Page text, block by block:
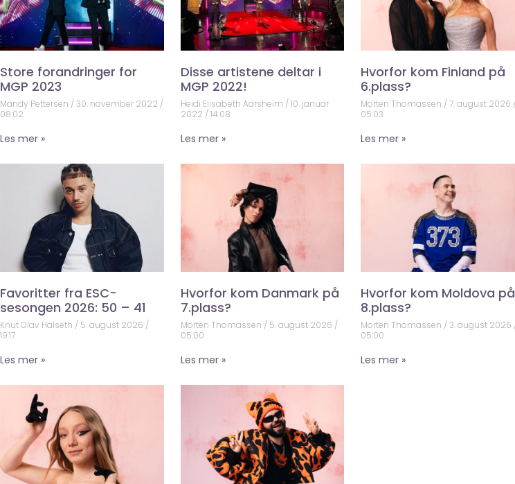
Store forandringer for
MGP 2023
Mandy Pettersen
30. november 2022
08:02
Les mer »
Disse artistene deltar i
MGP 2022!
Heidi Elisabeth Aarsheim 10. januar
2022 14:08
Les mer »
Hvorfor kom Finland på
6.plass?
Morten Thomassen
7. august 2026
05:03
Les mer »
Favoritter fra ESC-
sesongen 2026: 50 – 41
Knut Olav Halseth
5. august 2026
19:17
Les mer »
Hvorfor kom Danmark på
7.plass?
Morten Thomassen 5. august 2026
05:00
Les mer »
Hvorfor kom Moldova på
8.plass?
Morten Thomassen
3. august 2026
05:00
Les mer »